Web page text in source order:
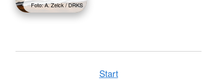
Foto: A. Zelck / DRKS
Start